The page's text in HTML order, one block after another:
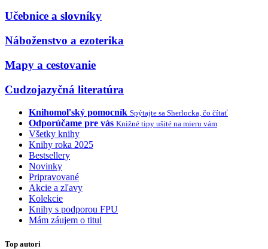
Učebnice a slovníky
Náboženstvo a ezoterika
Mapy a cestovanie
Cudzojazyčná literatúra
Knihomoľský pomocník Spýtajte sa Sherlocka, čo čítať
Odporúčame pre vás Knižné tipy ušité na mieru vám
Všetky knihy
Knihy roka 2025
Bestsellery
Novinky
Pripravované
Akcie a zľavy
Kolekcie
Knihy s podporou FPU
Mám záujem o titul
Top autori